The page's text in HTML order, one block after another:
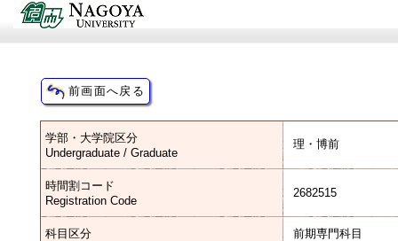
学部・大学院区分
Undergraduate / Graduate
理・博前
時間割コード
Registration Code
2682515
科目区分
前期専門科目